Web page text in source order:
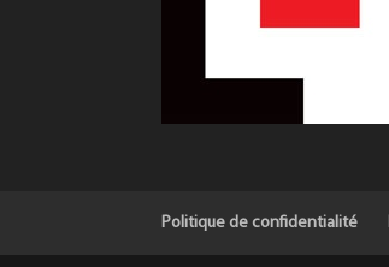
Politique de confidentialité